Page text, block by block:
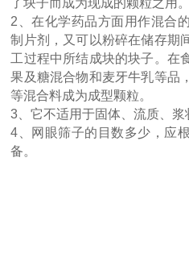
了块子而成为现成的颗粒之用。
2、在化学药品方面用作混合
制片剂，又可以粉碎在储存期
工过程中所结成块的块子。在
果及糖混合物和麦牙牛乳等品
等混合料成为成型颗粒。
3、它不适用于固体、流质、浆
4、网眼筛子的目数多少，应
备。